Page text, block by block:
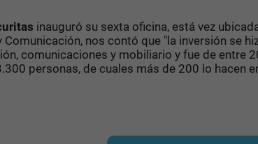
inauguró su sexta oficina, está vez
Comunicación, nos contó que "la inversión se
comunicaciones y mobiliario y fue de entre
personas, de cuales más de 200 lo hacen